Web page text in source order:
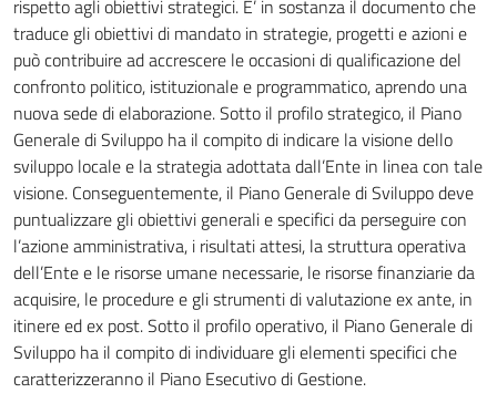
rispetto agli obiettivi strategici. E’ in sostanza il documento che
traduce gli obiettivi di mandato in strategie, progetti e azioni e
può contribuire ad accrescere le occasioni di qualificazione del
confronto politico, istituzionale e programmatico, aprendo una
nuova sede di elaborazione. Sotto il profilo strategico, il Piano
Generale di Sviluppo ha il compito di indicare la visione dello
sviluppo locale e la strategia adottata dall’Ente in linea con tale
visione. Conseguentemente, il Piano Generale di Sviluppo deve
puntualizzare gli obiettivi generali e specifici da perseguire con
l’azione amministrativa, i risultati attesi, la struttura operativa
dell’Ente e le risorse umane necessarie, le risorse finanziarie da
acquisire, le procedure e gli strumenti di valutazione ex ante, in
itinere ed ex post. Sotto il profilo operativo, il Piano Generale di
Sviluppo ha il compito di individuare gli elementi specifici che
caratterizzeranno il Piano Esecutivo di Gestione.